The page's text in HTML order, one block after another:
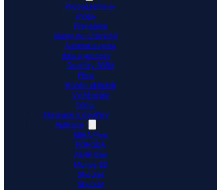
Propojujeme e-
shopy
Přenášíme
platby do účetnictví
Automatizujeme
data a procesy
Doplňky ABRA
Flexi
Mobilní skladník
Vytěžování
faktur
Integrace a doplňky
Aplikace
ABRA Flexi
POHODA
ABRA Gen
Money S3
Shoptet
Shoptet